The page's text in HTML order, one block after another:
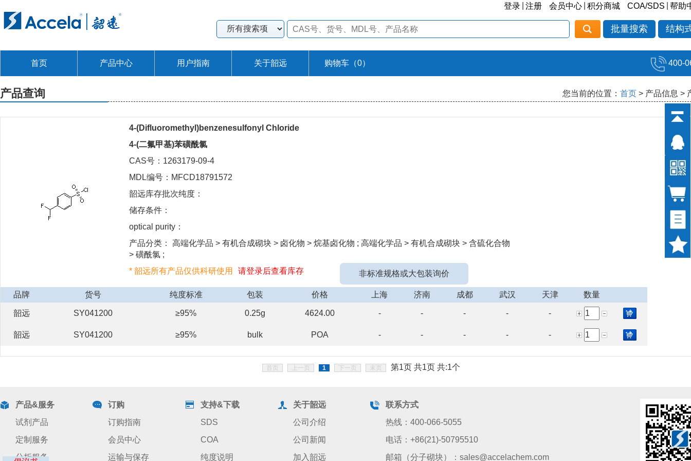
登录 注册 会员中心 积分商城 COA/SDS 帮助
批量搜索 结构
首页 产品中心 用户指南 关于韶远 购物车（0） 400-
产品查询 您当前的位置： 首页 > 产品信息 >
4-(Difluoromethyl)benzenesulfonyl Chloride
4-(二氟甲基)苯磺酰氯
CAS号：1263179-09-4
MDL编号：MFCD18791572
韶远库存批次纯度：
储存条件：
optical purity：
产品分类： 高端化学品 > 有机合成砌块 > 卤化物 > 烷基卤化物 ; 高端化学品 > 有机合成砌块 > 含硫化合物
> 磺酰氯 ;
* 韶远所有产品仅供科研使用
请登录后查看库存 非标准规格或大包装询价
品牌 货号 纯度标准 包装 价格 上海 济南 成都 武汉 天津 数量
韶远 SY041200 ≥95% 0.25g 4624.00 - - - - -
韶远 SY041200 ≥95% bulk POA - - - - -
首页 上一页 1 下一页 末页 第1页 共1页 共:1个
产品&服务
试剂产品
定制服务
分析服务
订购
订购指南
会员中心
运输与保存
支持&下载
SDS
COA
纯度说明
关于韶远
公司介绍
公司新闻
加入韶远
联系方式
热线：400-066-5055
电话：+86(21)-50795510
邮箱（分子砌块）：sales@accelachem.com